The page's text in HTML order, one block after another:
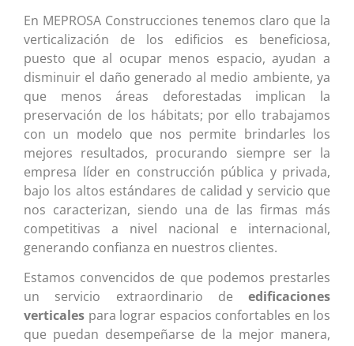
En MEPROSA Construcciones tenemos claro que la
verticalización de los edificios es beneficiosa,
puesto que al ocupar menos espacio, ayudan a
disminuir el daño generado al medio ambiente, ya
que menos áreas deforestadas implican la
preservación de los hábitats; por ello trabajamos
con un modelo que nos permite brindarles los
mejores resultados, procurando siempre ser la
empresa líder en construcción pública y privada,
bajo los altos estándares de calidad y servicio que
nos caracterizan, siendo una de las firmas más
competitivas a nivel nacional e internacional,
generando confianza en nuestros clientes.
Estamos convencidos de que podemos prestarles
un servicio extraordinario de edificaciones
verticales para lograr espacios confortables en los
que puedan desempeñarse de la mejor manera,